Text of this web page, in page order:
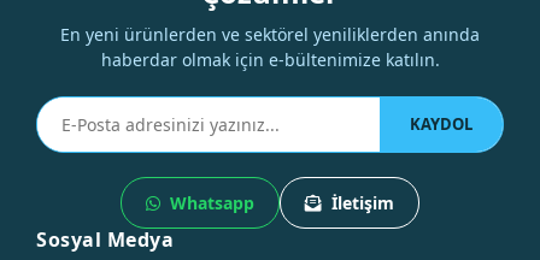
En yeni ürünlerden ve sektörel yeniliklerden anında
haberdar olmak için e-bültenimize katılın.
KAYDOL
Whatsapp İletişim
Sosyal Medya